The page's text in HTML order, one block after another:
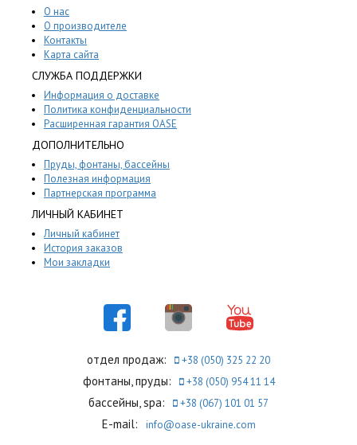
О нас
О производителе
Контакты
Карта сайта
СЛУЖБА ПОДДЕРЖКИ
Информация о доставке
Политика конфиденциальности
Расширенная гарантия OASE
ДОПОЛНИТЕЛЬНО
Пруды, фонтаны, бассейны
Полезная информация
Партнерская программа
ЛИЧНЫЙ КАБИНЕТ
Личный кабинет
История заказов
Мои закладки
отдел продаж: +38 (050) 325 22 20
фонтаны, пруды: +38 (050) 954 11 14
бассейны, spa: +38 (067) 101 01 57
E-mail: info@oase-ukraine.com